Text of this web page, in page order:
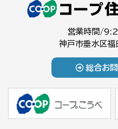
営業時間/
神戸市垂水区
総合お